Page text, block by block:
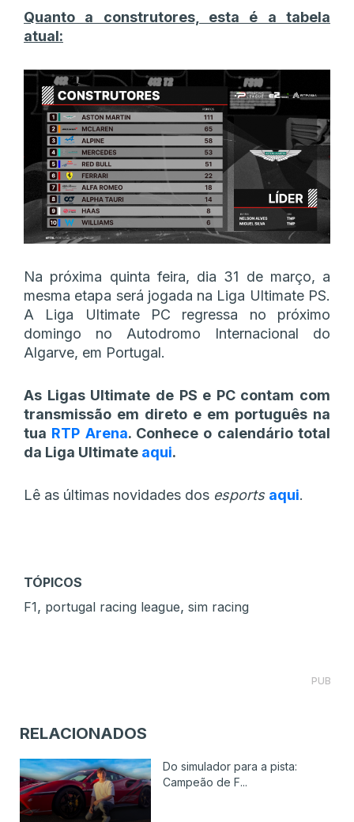
Quanto a construtores, esta é a tabela
atual:
Na próxima quinta feira, dia 31 de março, a
mesma etapa será jogada na Liga Ultimate PS.
A Liga Ultimate PC regressa no próximo
domingo no Autodromo Internacional do
Algarve, em Portugal.
As Ligas Ultimate de PS e PC contam com
transmissão em direto e em português na
tua RTP Arena. Conhece o calendário total
da Liga Ultimate aqui.
Lê as últimas novidades dos esports aqui.
TÓPICOS
F1, portugal racing league, sim racing
PUB
RELACIONADOS
Do simulador para a pista:
Campeão de F...